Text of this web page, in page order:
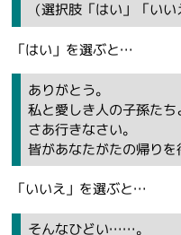
（選択肢「はい」「い
「はい」を選ぶと…
ありがとう。
私と愛しき人の子孫たち
さあ行きなさい。
皆があなたがたの帰りを
「いいえ」を選ぶと…
そんなひどい……。